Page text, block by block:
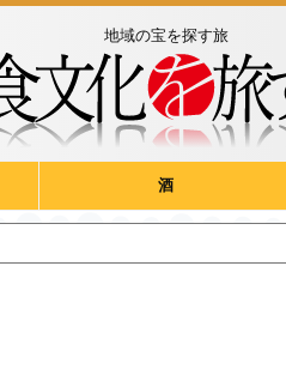
地域の宝を探す旅
酒